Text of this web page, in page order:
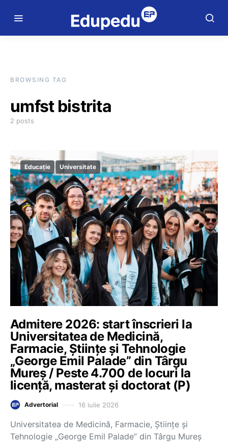
BROWSING TAG
umfst bistrita
2 posts
Educație Universitate
Admitere 2026: start înscrieri la
Universitatea de Medicină,
Farmacie, Științe și Tehnologie
„George Emil Palade” din Târgu
Mureș / Peste 4.700 de locuri la
licență, masterat și doctorat (P)
Advertorial 16 iulie 2026
Universitatea de Medicină, Farmacie, Științe și
Tehnologie „George Emil Palade” din Târgu Mureș